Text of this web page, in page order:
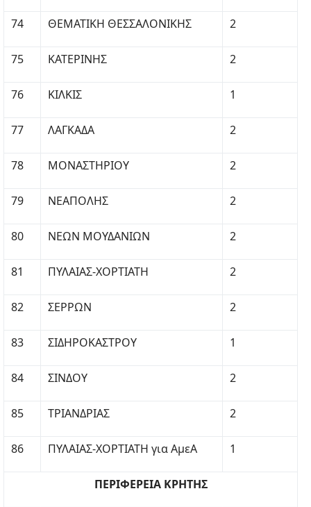
74 ΘΕΜΑΤΙΚΗ ΘΕΣΣΑΛΟΝΙΚΗΣ 2
75 ΚΑΤΕΡΙΝΗΣ 2
76 ΚΙΛΚΙΣ 1
77 ΛΑΓΚΑΔΑ 2
78 ΜΟΝΑΣΤΗΡΙΟΥ 2
79 ΝΕΑΠΟΛΗΣ 2
80 ΝΕΩΝ ΜΟΥΔΑΝΙΩΝ 2
81 ΠΥΛΑΙΑΣ-ΧΟΡΤΙΑΤΗ 2
82 ΣΕΡΡΩΝ 2
83 ΣΙΔΗΡΟΚΑΣΤΡΟΥ 1
84 ΣΙΝΔΟΥ 2
85 ΤΡΙΑΝΔΡΙΑΣ 2
86 ΠΥΛΑΙΑΣ-ΧΟΡΤΙΑΤΗ για ΑμεΑ 1
ΠΕΡΙΦΕΡΕΙΑ ΚΡΗΤΗΣ